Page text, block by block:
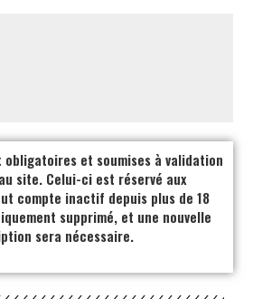
obligatoires et soumises à validation
site. Celui-ci est réservé aux
compte inactif depuis plus de 18
supprimé, et une nouvelle
sera nécessaire.